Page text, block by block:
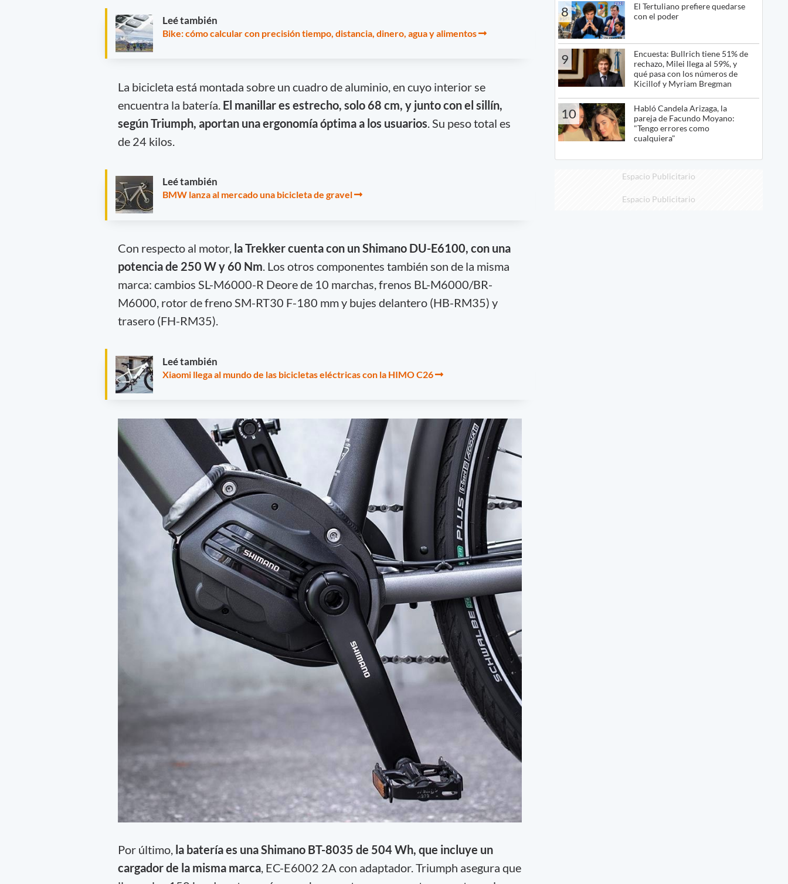
Leé también
Bike: cómo calcular con precisión tiempo, distancia, dinero, agua y alimentos
La bicicleta está montada sobre un cuadro de aluminio, en cuyo interior se
encuentra la batería. El manillar es estrecho, solo 68 cm, y junto con el sillín,
según Triumph, aportan una ergonomía óptima a los usuarios . Su peso total es
de 24 kilos.
Leé también
BMW lanza al mercado una bicicleta de gravel
Con respecto al motor, la Trekker cuenta con un Shimano DU-E6100, con una
potencia de 250 W y 60 Nm. Los otros componentes también son de la misma
marca: cambios SL-M6000-R Deore de 10 marchas, frenos BL-M6000/BR-
M6000, rotor de freno SM-RT30 F-180 mm y bujes delantero (HB-RM35) y
trasero (FH-RM35).
Leé también
Xiaomi llega al mundo de las bicicletas eléctricas con la HIMO C26
Por último, la batería es una Shimano BT-8035 de 504 Wh, que incluye un
cargador de la misma marca, EC-E6002 2A con adaptador. Triumph asegura que
8
El Tertuliano prefiere quedarse
con el poder
9
Encuesta: Bullrich tiene 51% de
rechazo, Milei llega al 59%, y
qué pasa con los números de
Kicillof y Myriam Bregman
10
Habló Candela Arizaga, la
pareja de Facundo Moyano:
"Tengo errores como
cualquiera"
Espacio Publicitario
Espacio Publicitario